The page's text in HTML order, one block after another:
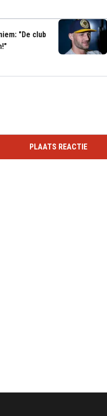
"De club
PLAATS REACTIE